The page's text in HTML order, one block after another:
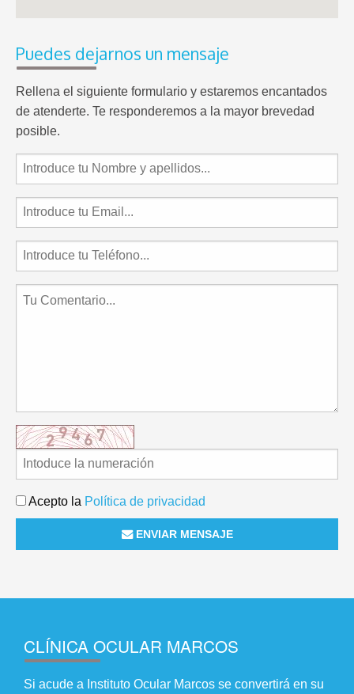
Puedes dejarnos un mensaje
Rellena el siguiente formulario y estaremos encantados
de atenderte. Te responderemos a la mayor brevedad
posible.
Acepto la Política de privacidad
ENVIAR MENSAJE
CLÍNICA OCULAR MARCOS
Si acude a Instituto Ocular Marcos se convertirá en su